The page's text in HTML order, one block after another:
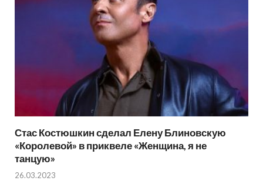
Стас Костюшкин сделал Елену Блиновскую
«Королевой» в приквеле «Женщина, я не
танцую»
26.03.2023